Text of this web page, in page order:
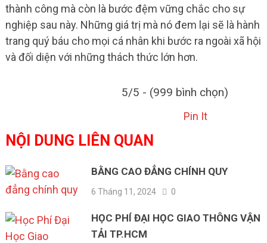
thành công mà còn là bước đệm vững chắc cho sự
nghiệp sau này. Những giá trị mà nó đem lại sẽ là hành
trang quý báu cho mọi cá nhân khi bước ra ngoài xã hội
và đối diện với những thách thức lớn hơn.
5/5 - (999 bình chọn)
Pin It
NỘI DUNG LIÊN QUAN
BẰNG CAO ĐẲNG CHÍNH QUY
6 Tháng 11, 2024 0
HỌC PHÍ ĐẠI HỌC GIAO THÔNG VẬN
TẢI TP.HCM